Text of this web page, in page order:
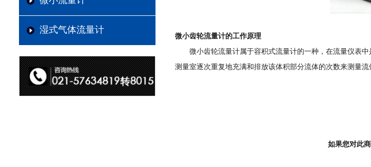
湿式气体流量计
微小齿轮流量计的工作原理
微小齿轮流量计属于容积式流量计的一种，在流量仪表
测量室逐次重复地充满和排放该体积部分流体的次数来测量流
如果您对此